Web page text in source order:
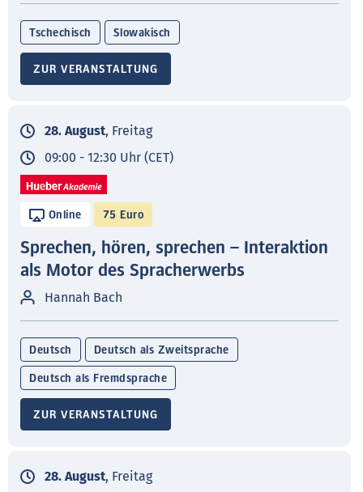
Tschechisch Slowakisch
ZUR VERANSTALTUNG
28. August, Freitag
09:00 - 12:30 Uhr (CET)
Online 75 Euro
Sprechen, hören, sprechen – Interaktion
als Motor des Spracherwerbs
Hannah Bach
Deutsch Deutsch als Zweitsprache
Deutsch als Fremdsprache
ZUR VERANSTALTUNG
28. August, Freitag